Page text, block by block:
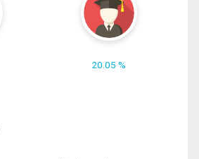
20.05 %